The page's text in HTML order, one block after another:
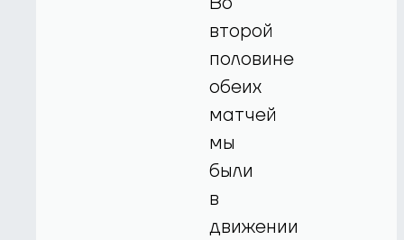
второй
половине
обеих
матчей
мы
были
в
движении